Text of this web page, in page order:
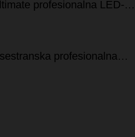
profesionalna LED-
profesionalna